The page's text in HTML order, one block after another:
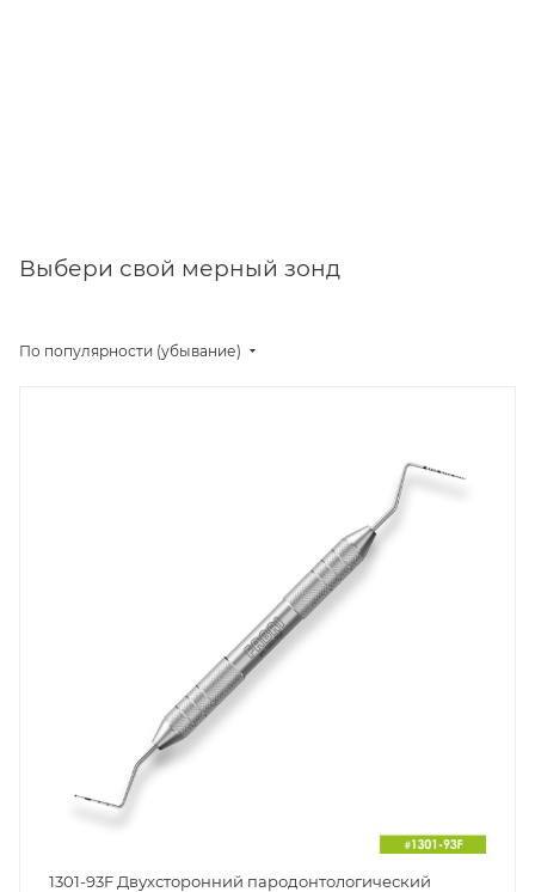
Выбери свой мерный зонд
По популярности (убывание)
1301-93F Двухсторонний пародонтологический